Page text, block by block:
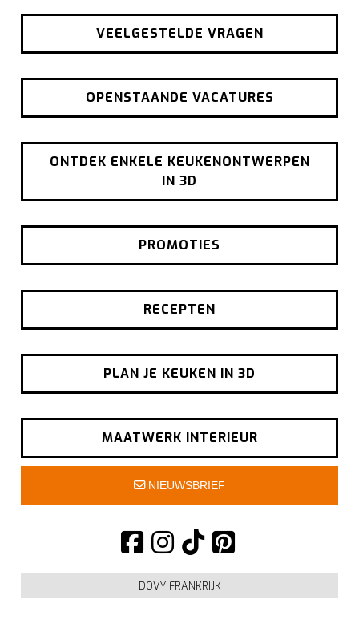
VEELGESTELDE VRAGEN
OPENSTAANDE VACATURES
ONTDEK ENKELE KEUKENONTWERPEN
IN 3D
PROMOTIES
RECEPTEN
PLAN JE KEUKEN IN 3D
MAATWERK INTERIEUR
NIEUWSBRIEF
DOVY FRANKRIJK